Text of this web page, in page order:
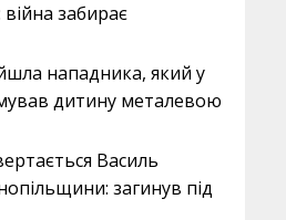
забирає
нападника, який у
дитину металевою
Василь
загинув під